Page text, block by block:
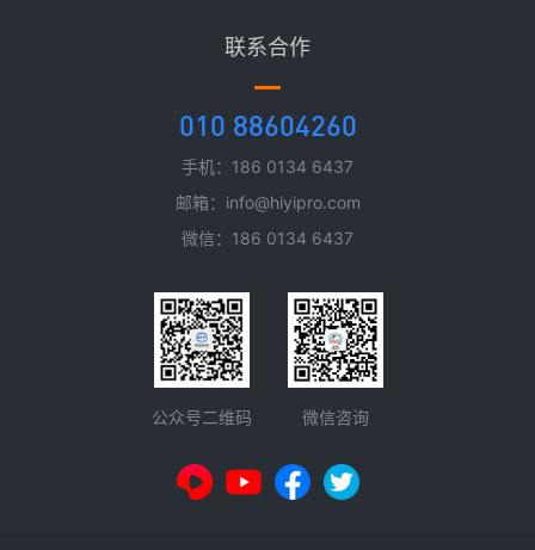
联系合作
010 88604260
手机：186 0134 6437
邮箱：info@hiyipro.com
微信：186 0134 6437
公众号二维码 微信咨询